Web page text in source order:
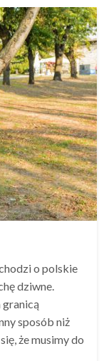
o polskie
dziwne.
sposób niż
że musimy do